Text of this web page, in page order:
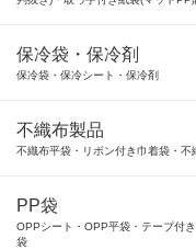
保冷袋・保冷剤
保冷袋・保冷シート・保冷剤
不織布製品
不織布平袋・リボン付き巾着袋・
PP袋
OPPシート・OPP平袋・テープ付
袋